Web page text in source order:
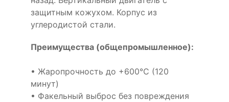
защитным кожухом. Корпус из
углеродистой стали.
Преимущества (общепромышленное):
• Жаропрочность до +600°С (120
минут)
• Факельный выброс без повреждения